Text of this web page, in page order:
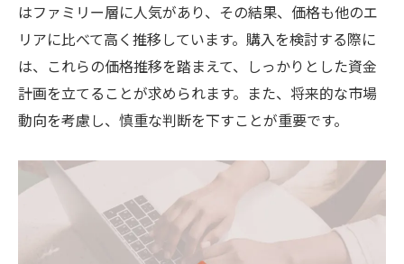
はファミリー層に人気があり、その結果、価格も他のエ
リアに比べて高く推移しています。購入を検討する際に
は、これらの価格推移を踏まえて、しっかりとした資金
計画を立てることが求められます。また、将来的な市場
動向を考慮し、慎重な判断を下すことが重要です。